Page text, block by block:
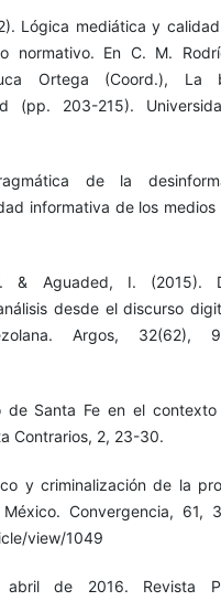
Lógica mediática y
normativo. En C. M.
Ortega (Coord.), La
(pp. 203-215).
de la
informativa de los medios
& Aguaded, I. (2015).
desde el discurso
Argos, 32(62),
de Santa Fe en el
Contrarios, 2, 23-30.
y criminalización de la
Convergencia, 61,
view/1049
de 2016. Revista